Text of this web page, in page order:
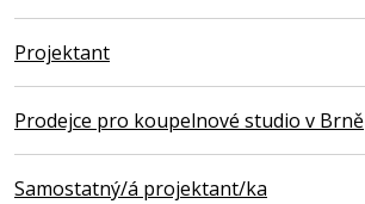
Projektant
Prodejce pro koupelnové studio v Brně
Samostatný/á projektant/ka